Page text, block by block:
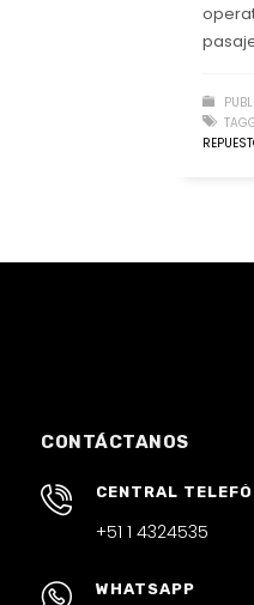
CONTÁCTANOS
CENTRAL
+51 1 4324535
WHATSAPP